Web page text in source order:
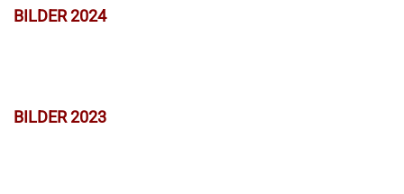
BILDER 2024
BILDER 2023